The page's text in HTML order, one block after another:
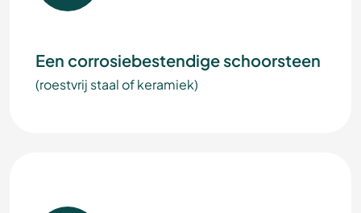
Een corrosiebestendige schoorsteen
(roestvrij staal of keramiek)